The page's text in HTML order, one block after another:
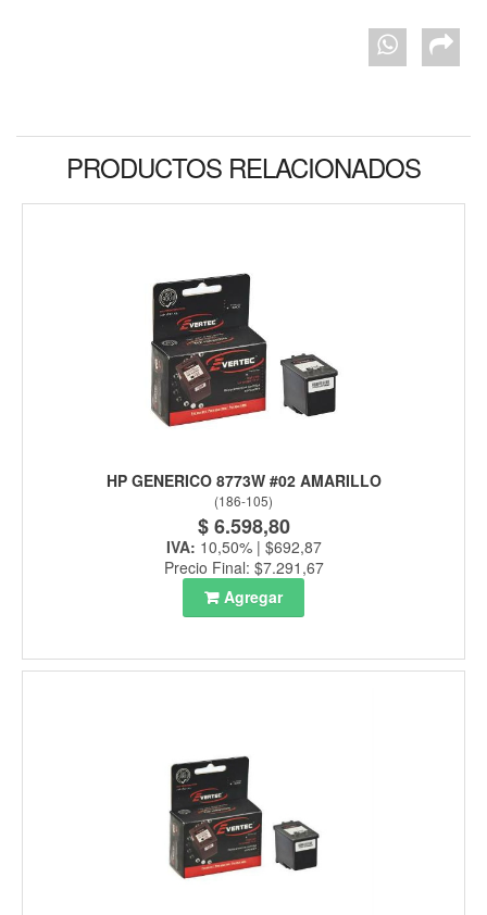
PRODUCTOS RELACIONADOS
HP GENERICO 8773W #02 AMARILLO
(186-105)
$ 6.598,80
IVA: 10,50% | $692,87
Precio Final: $7.291,67
Agregar